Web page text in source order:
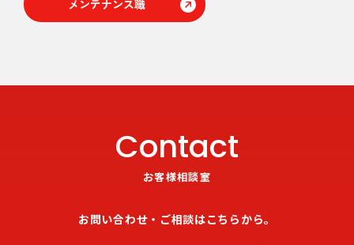
メンテナンス職
Contact
お客様相談室
お問い合わせ・ご相談はこちらから。